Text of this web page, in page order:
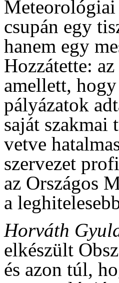
Meteorológiai
csupán egy
hanem egy
Hozzátette:
amellett,
pályázatok
saját szakmai
vetve
szervezet
az Országos
a
Horváth
elkészült
és azon túl,